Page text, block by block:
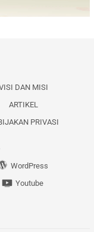
DAN MISI
ARTIKEL
PRIVASI
WordPress
Youtube